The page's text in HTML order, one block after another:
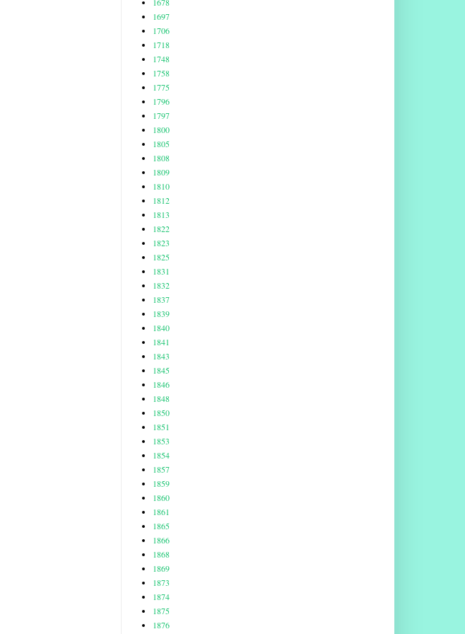
1697
1706
1718
1748
1758
1775
1796
1797
1800
1805
1808
1809
1810
1812
1813
1822
1823
1825
1831
1832
1837
1839
1840
1841
1843
1845
1846
1848
1850
1851
1853
1854
1857
1859
1860
1861
1865
1866
1868
1869
1873
1874
1875
1876